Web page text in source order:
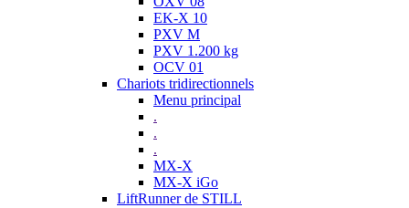
EK-X 10
PXV M
PXV 1.200 kg
OCV 01
Chariots tridirectionnels
Menu principal
.
.
.
MX-X
MX-X iGo
LiftRunner de STILL